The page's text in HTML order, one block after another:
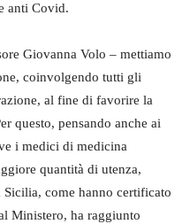
anti Covid.
Giovanna Volo – mettiamo
coinvolgendo tutti gli
al fine di favorire la
questo, pensando anche ai
i medici di medicina
quantità di utenza,
come hanno certificato
Ministero, ha raggiunto